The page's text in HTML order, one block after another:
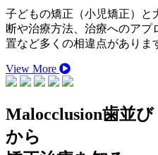
子どもの矯正（小児矯正）と
断や治療方法、治療へのア
置など多くの相違点がありま
View More
Malocclusion歯並び
から